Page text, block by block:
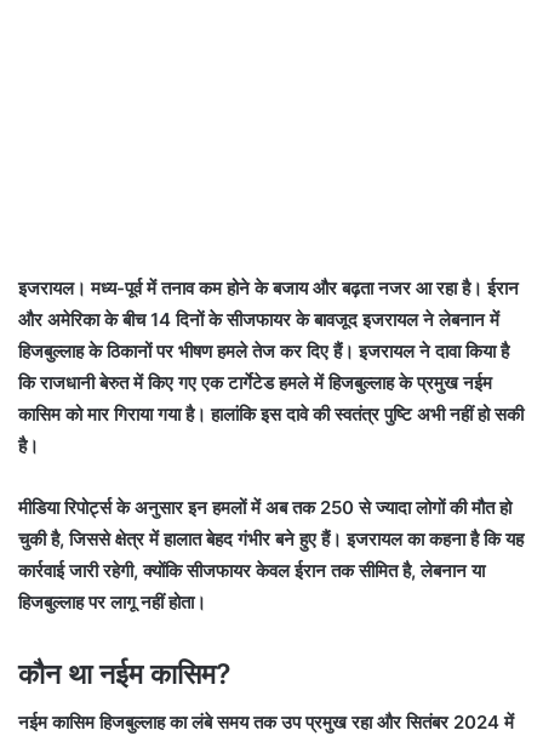
इजरायल। मध्य-पूर्व में तनाव कम होने के बजाय और बढ़ता नजर आ रहा है। ईरान
और अमेरिका के बीच 14 दिनों के सीजफायर के बावजूद इजरायल ने लेबनान में
हिजबुल्लाह के ठिकानों पर भीषण हमले तेज कर दिए हैं। इजरायल ने दावा किया है
कि राजधानी बेरुत में किए गए एक टार्गेटेड हमले में हिजबुल्लाह के प्रमुख नईम
कासिम को मार गिराया गया है। हालांकि इस दावे की स्वतंत्र पुष्टि अभी नहीं हो सकी
है।
मीडिया रिपोर्ट्स के अनुसार इन हमलों में अब तक 250 से ज्यादा लोगों की मौत हो
चुकी है, जिससे क्षेत्र में हालात बेहद गंभीर बने हुए हैं। इजरायल का कहना है कि यह
कार्रवाई जारी रहेगी, क्योंकि सीजफायर केवल ईरान तक सीमित है, लेबनान या
हिजबुल्लाह पर लागू नहीं होता।
कौन था नईम कासिम?
नईम कासिम हिजबुल्लाह का लंबे समय तक उप प्रमुख रहा और सितंबर 2024 में